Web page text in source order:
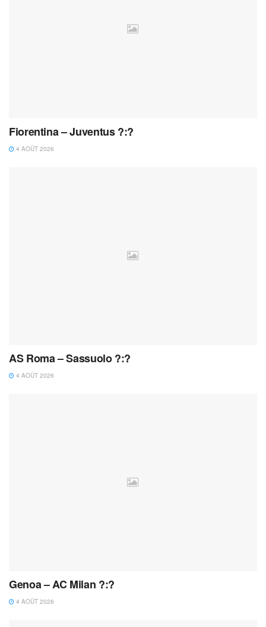
Fiorentina – Juventus ?:?
4 AOÛT 2026
AS Roma – Sassuolo ?:?
4 AOÛT 2026
Genoa – AC Milan ?:?
4 AOÛT 2026